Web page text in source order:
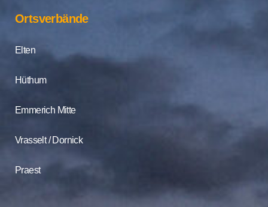
Ortsverbände
Elten
Hüthum
Emmerich Mitte
Vrasselt / Dornick
Praest